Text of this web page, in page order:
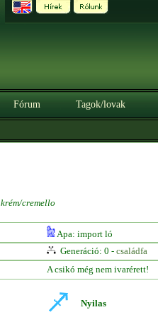
Fórum Tagok/lovak
krém/cremello
Apa: import ló
Generáció: 0 - családfa
A csikó még nem ivarérett!
Nyilas